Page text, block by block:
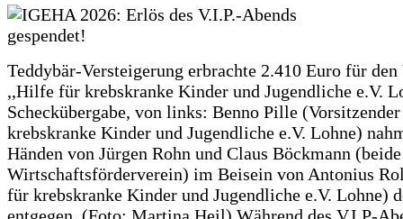
Teddybär-Versteigerung erbrachte 2.410 Euro für den
,,Hilfe für krebskranke Kinder und Jugendliche e.V.
Scheckübergabe, von links: Benno Pille
krebskranke Kinder und Jugendliche e.V. Lohne)
Händen von Jürgen Rohn und Claus Böckmann
Wirtschaftsförderverein) im Beisein von Antonius
für krebskranke Kinder und Jugendliche e.V. Lohne)